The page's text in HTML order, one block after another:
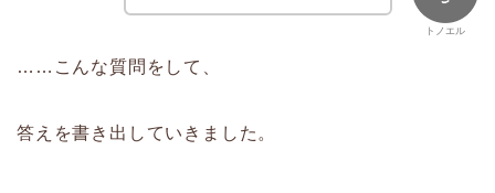
トノエル
……こんな質問をして、
答えを書き出していきました。